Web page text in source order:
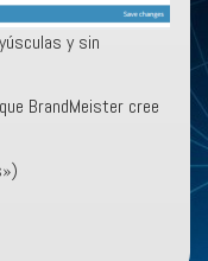
y sin
BrandMeister cree